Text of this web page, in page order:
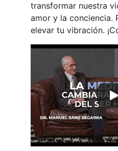
transformar nuestra
amor y la conciencia.
elevar tu vibración.